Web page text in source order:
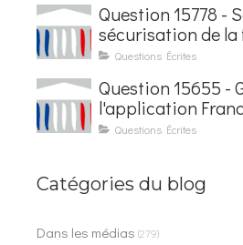
Question 15778 -
sécurisation de
électronique
Questions Écrites
Question 15655 -
l'application
les contrôles du
Questions Écrites
Catégories du blog
Dans les médias (279)